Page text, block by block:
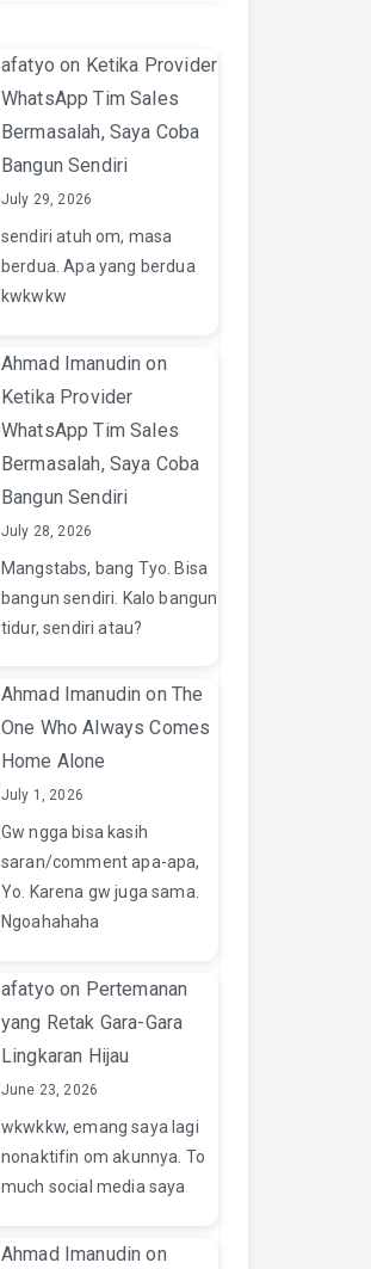
afatyo on Ketika Provider
WhatsApp Tim Sales
Bermasalah, Saya Coba
Bangun Sendiri
July 29, 2026
sendiri atuh om, masa
berdua. Apa yang berdua
kwkwkw
Ahmad Imanudin on
Ketika Provider
WhatsApp Tim Sales
Bermasalah, Saya Coba
Bangun Sendiri
July 28, 2026
Mangstabs, bang Tyo. Bisa
bangun sendiri. Kalo bangun
tidur, sendiri atau?
Ahmad Imanudin on The
One Who Always Comes
Home Alone
July 1, 2026
Gw ngga bisa kasih
saran/comment apa-apa,
Yo. Karena gw juga sama.
Ngoahahaha
afatyo on Pertemanan
yang Retak Gara-Gara
Lingkaran Hijau
June 23, 2026
wkwkkw, emang saya lagi
nonaktifin om akunnya. To
much social media saya
Ahmad Imanudin on